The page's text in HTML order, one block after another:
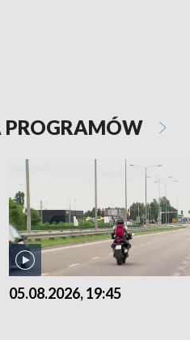
05.08.2026, 19:45